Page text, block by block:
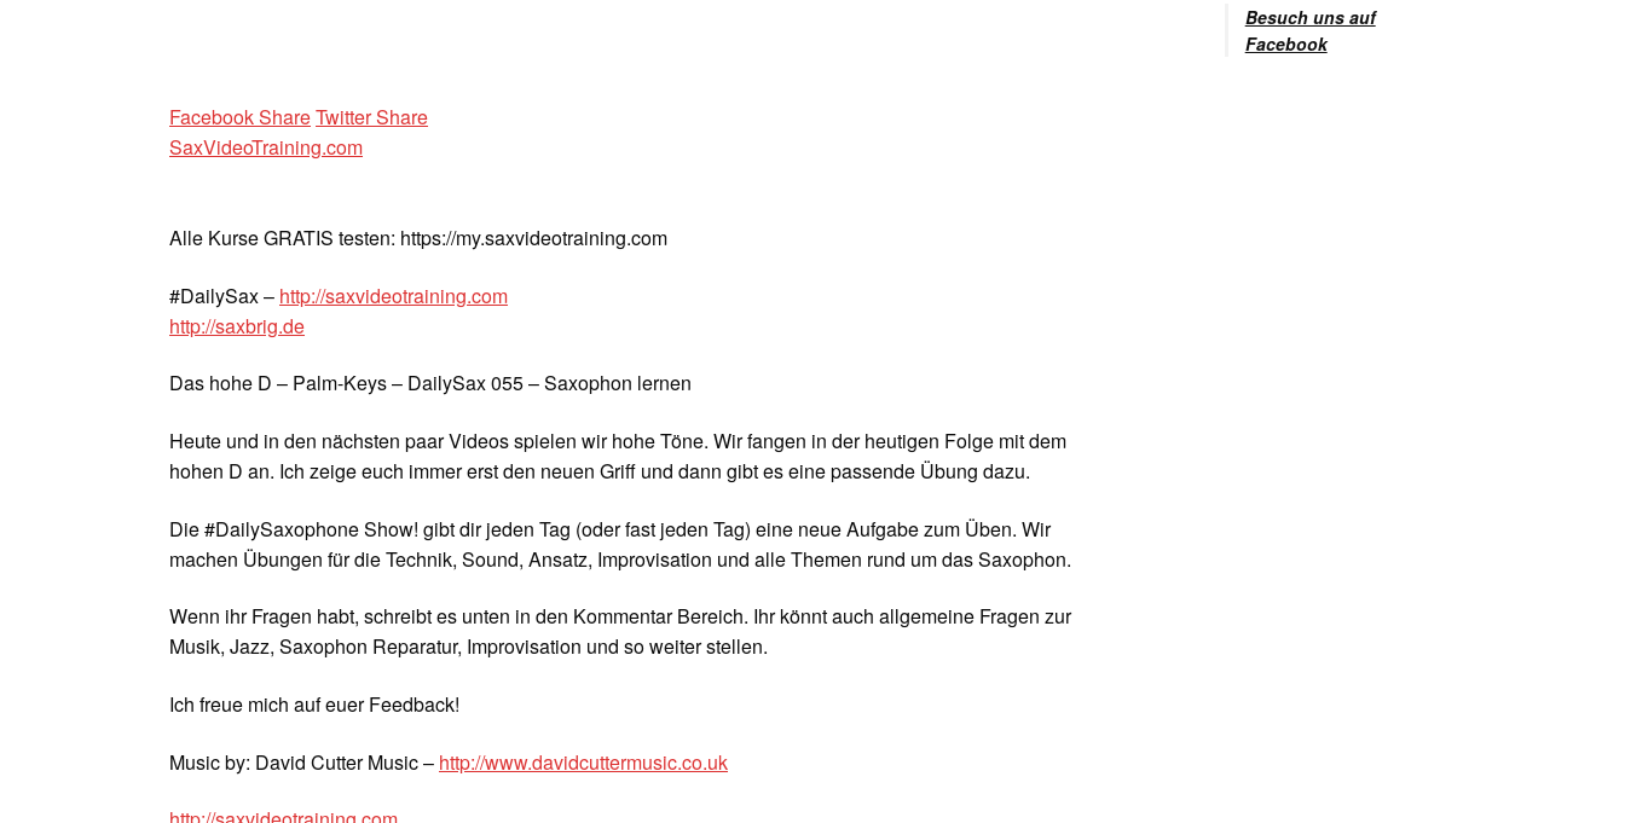
Facebook ShareTwitter Share
SaxVideoTraining.com
Alle Kurse GRATIS testen: https://my.saxvideotraining.com
#DailySax – http://saxvideotraining.com
http://saxbrig.de
Das hohe D – Palm-Keys – DailySax 055 – Saxophon lernen
Heute und in den nächsten paar Videos spielen wir hohe Töne. Wir fangen in der heutigen Folge mit dem
hohen D an. Ich zeige euch immer erst den neuen Griff und dann gibt es eine passende Übung dazu.
Die #DailySaxophone Show! gibt dir jeden Tag (oder fast jeden Tag) eine neue Aufgabe zum Üben. Wir
machen Übungen für die Technik, Sound, Ansatz, Improvisation und alle Themen rund um das Saxophon.
Wenn ihr Fragen habt, schreibt es unten in den Kommentar Bereich. Ihr könnt auch allgemeine Fragen zur
Musik, Jazz, Saxophon Reparatur, Improvisation und so weiter stellen.
Ich freue mich auf euer Feedback!
Music by: David Cutter Music – http://www.davidcuttermusic.co.uk
Besuch uns auf
Facebook